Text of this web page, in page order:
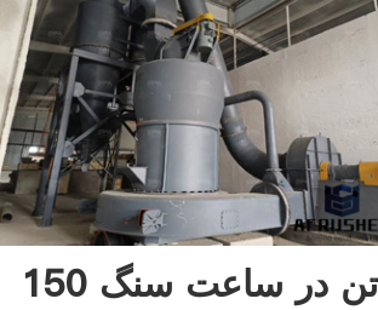
150 تن در ساعت سنگ